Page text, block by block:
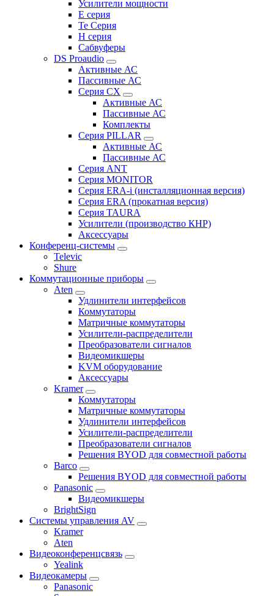
Усилители мощности
E серия
Te Серия
H серия
Сабвуферы
DS Proaudio
Активные АС
Пассивные АС
Серия CX
Активные АС
Пассивные АС
Комплекты
Серия PILLAR
Активные АС
Пассивные АС
Серия ANT
Серия MONITOR
Серия ERA-i (инсталляционная версия)
Серия ERA (прокатная версия)
Серия TAURA
Усилители (производство КНР)
Аксессуары
Конференц-системы
Televic
Shure
Коммутационные приборы
Aten
Удлинители интерфейсов
Коммутаторы
Матричные коммутаторы
Усилители-распределители
Преобразователи сигналов
Видеомикшеры
KVM оборудование
Аксессуары
Kramer
Коммутаторы
Матричные коммутаторы
Удлинители интерфейсов
Усилители-распределители
Преобразователи сигналов
Решения BYOD для совместной работы
Barco
Решения BYOD для совместной работы
Panasonic
Видеомикшеры
BrightSign
Системы управления AV
Kramer
Aten
Видеоконференцсвязь
Yealink
Видеокамеры
Panasonic